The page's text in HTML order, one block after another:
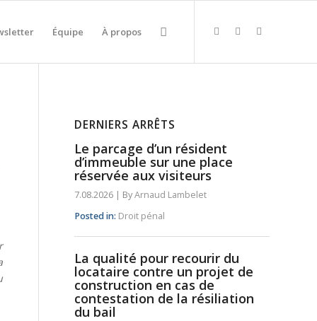
Équipe À propos
DERNIERS ARRÊTS
Le parcage d’un résident
d’immeuble sur une place
réservée aux visiteurs
7.08.2026 | ByArnaud Lambelet
Posted in: Droit pénal
La qualité pour recourir du
locataire contre un projet de
construction en cas de
contestation de la résiliation
du bail